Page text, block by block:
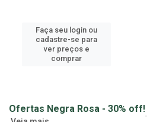
Faça seu login ou
cadastre-se para
ver preços e
comprar
Ofertas Negra Rosa - 30% off!